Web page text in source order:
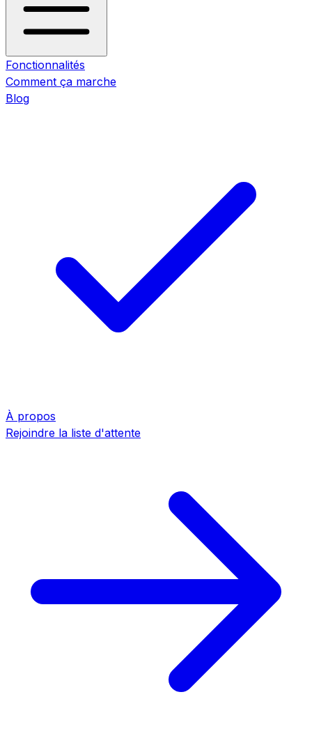
Fonctionnalités
Comment ça marche
Blog
À propos
Rejoindre la liste d'attente